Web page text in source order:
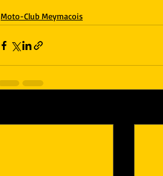
Moto-Club Meymacois